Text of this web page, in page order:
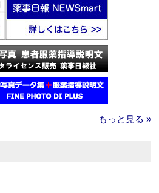
もっと見る »